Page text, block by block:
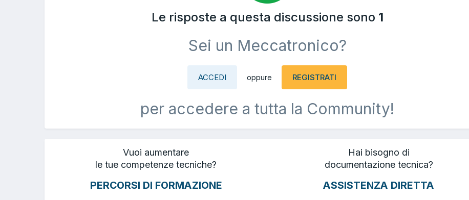
Le risposte a questa discussione sono 1
Sei un Meccatronico?
ACCEDI oppure REGISTRATI
per accedere a tutta la Community!
Vuoi aumentare
le tue competenze tecniche?
PERCORSI DI FORMAZIONE
Hai bisogno di
documentazione tecnica?
ASSISTENZA DIRETTA